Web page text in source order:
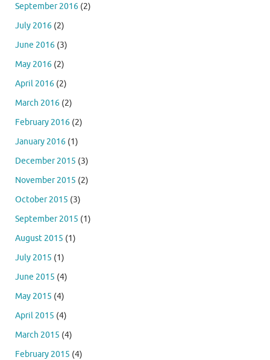
September 2016 (2)
July 2016 (2)
June 2016 (3)
May 2016 (2)
April 2016 (2)
March 2016 (2)
February 2016 (2)
January 2016 (1)
December 2015 (3)
November 2015 (2)
October 2015 (3)
September 2015 (1)
August 2015 (1)
July 2015 (1)
June 2015 (4)
May 2015 (4)
April 2015 (4)
March 2015 (4)
February 2015 (4)